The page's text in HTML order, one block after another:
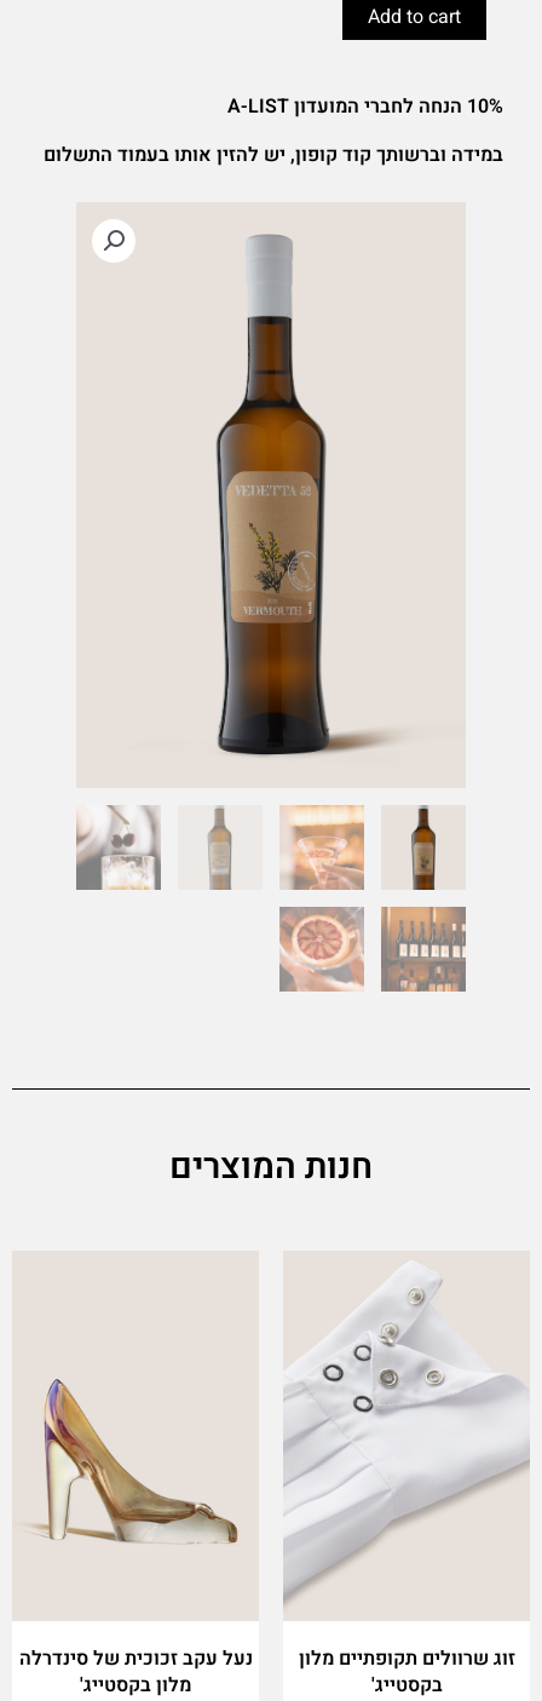
BIANCO
-
של
Add to cart
10% הנחה לחברי המועדון A-LIST
במידה וברשותך קוד קופון, יש להזין אותו בעמוד התשלום
חנות המוצרים
זוג שרוולים תקופתיים מלון
בקסטייג'
variants.
The
may
be
נעל עקב זכוכית של סינדרלה
מלון בקסטייג'